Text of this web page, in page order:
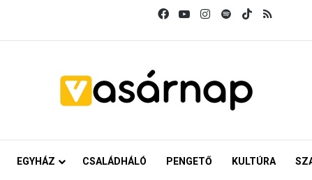
FacebookYouTubeInstagram
SpotifyTikTok
EGYHÁZ CSALÁDHÁLÓ PENGETŐ KULTÚRA